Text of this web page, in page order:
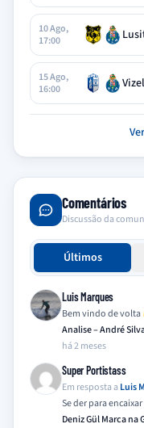
10 Ago,
17:00
15 Ago,
16:00
Comentários
Discussão da
Últimos
Luis Marques
Bem vindo de volta
Analise – André
há 2 meses
Super Portistass
Em resposta a Luis
Se der para
Deniz Gül Marca